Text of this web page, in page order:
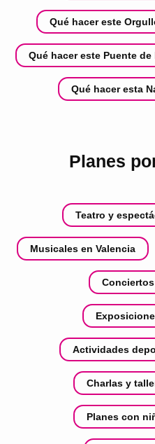
Qué hacer este
Qué hacer este Puente
Qué hacer esta
Planes
Teatro y
Musicales en Valencia
Actividades
Charlas y
Planes con